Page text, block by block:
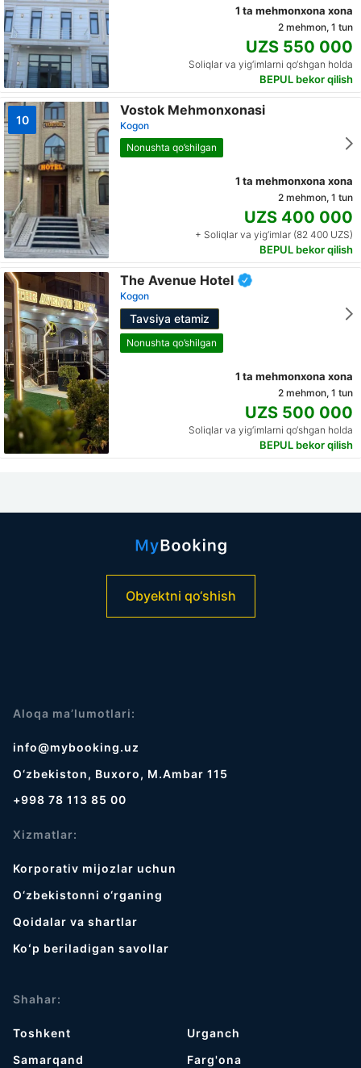
1 ta mehmonxona xona
2 mehmon, 1 tun
UZS 550 000
Soliqlar va yig‘imlarni qo‘shgan holda
BEPUL bekor qilish
10
Vostok Mehmonxonasi
Kogon
Nonushta qo’shilgan
1 ta mehmonxona xona
2 mehmon, 1 tun
UZS 400 000
+ Soliqlar va yig‘imlar (82 400 UZS)
BEPUL bekor qilish
The Avenue Hotel
Kogon
Tavsiya etamiz
Nonushta qo’shilgan
1 ta mehmonxona xona
2 mehmon, 1 tun
UZS 500 000
Soliqlar va yig‘imlarni qo‘shgan holda
BEPUL bekor qilish
Obyektni qo‘shish
Aloqa ma’lumotlari:
info@mybooking.uz
O‘zbekiston, Buxoro, M.Ambar 115
+998 78 113 85 00
Xizmatlar:
Korporativ mijozlar uchun
O‘zbekistonni o‘rganing
Qoidalar va shartlar
Koʻp beriladigan savollar
Shahar:
Toshkent
Samarqand
Urganch
Farg'ona